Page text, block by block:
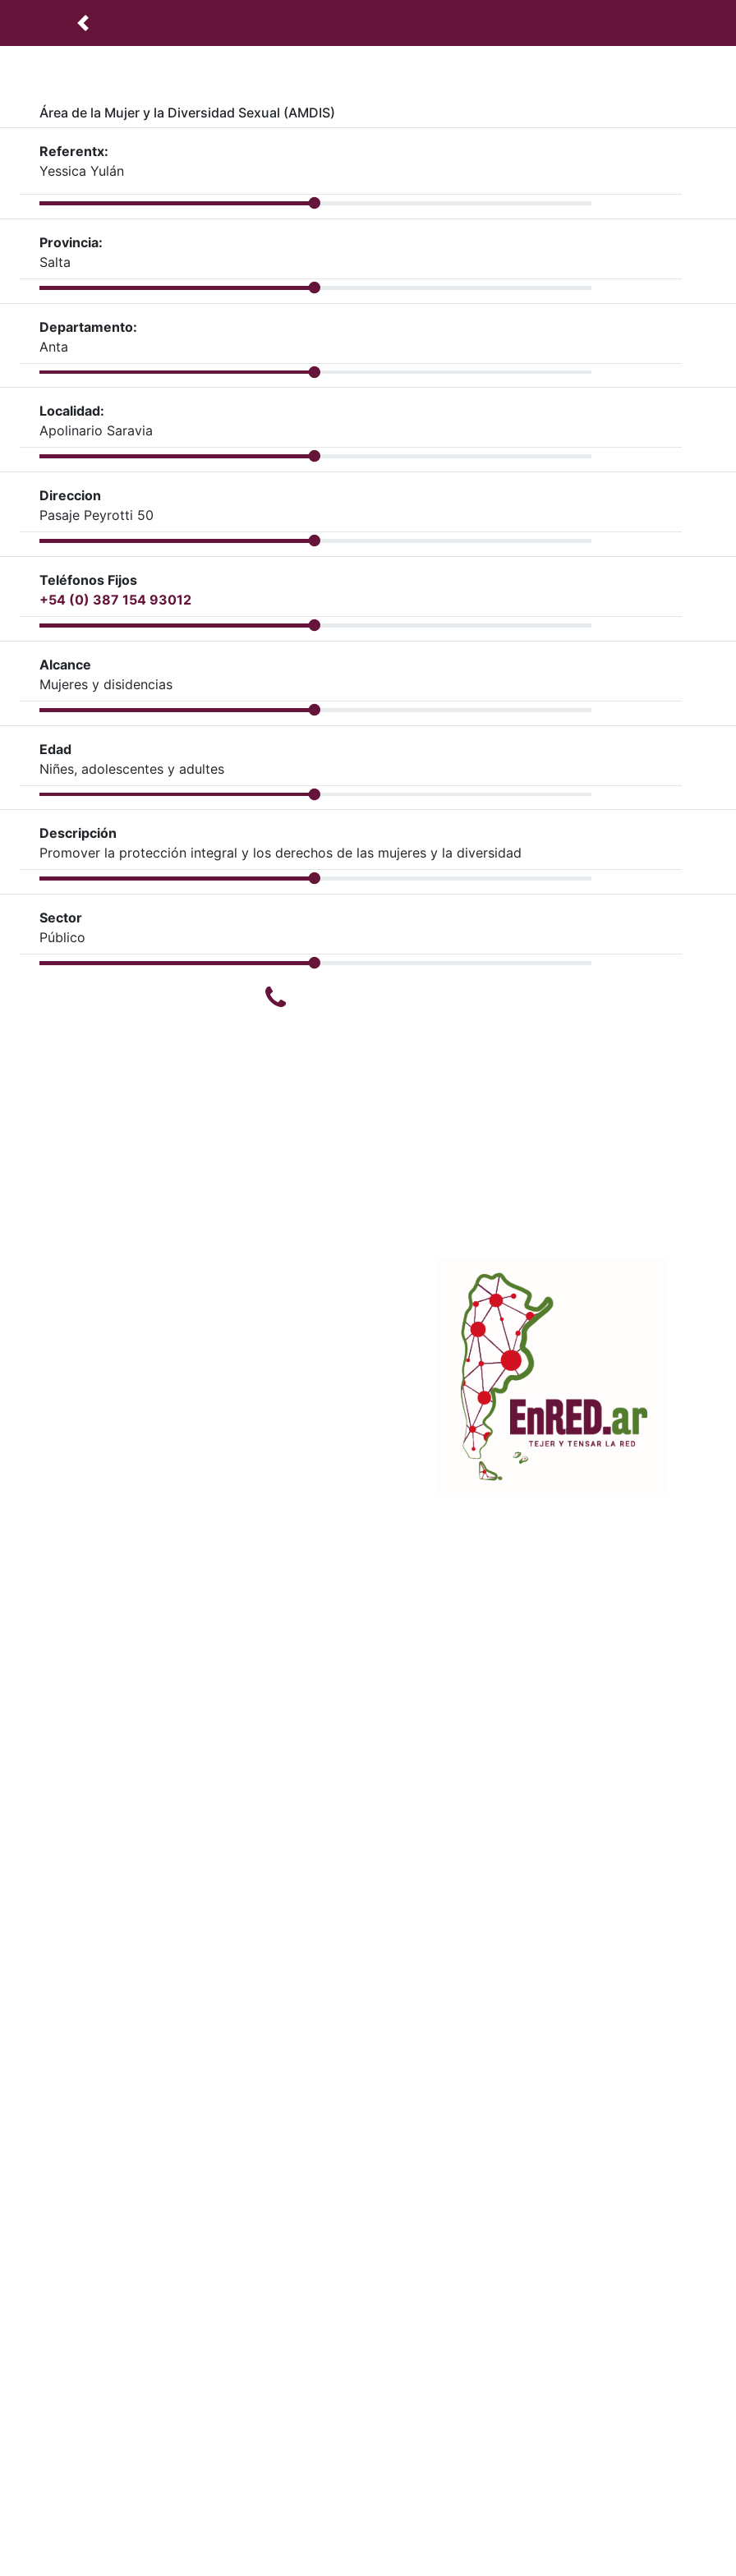
Área de la Mujer y la Diversidad Sexual (AMDIS)
Referentx:
Yessica Yulán
Provincia:
Salta
Departamento:
Anta
Localidad:
Apolinario Saravia
Direccion
Pasaje Peyrotti 50
Teléfonos Fijos
+54 (0) 387 154 93012
Alcance
Mujeres y disidencias
Edad
Niñes, adolescentes y adultes
Descripción
Promover la protección integral y los derechos de las mujeres y la diversidad
Sector
Público